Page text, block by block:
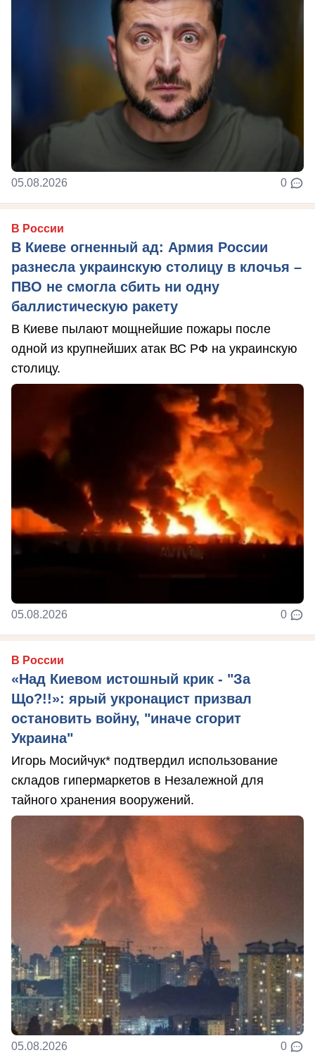
05.08.2026 0
В России
В Киеве огненный ад: Армия России
разнесла украинскую столицу в клочья –
ПВО не смогла сбить ни одну
баллистическую ракету
В Киеве пылают мощнейшие пожары после
одной из крупнейших атак ВС РФ на украинскую
столицу.
05.08.2026 0
В России
«Над Киевом истошный крик - "За
Що?!!»: ярый укронацист призвал
остановить войну, "иначе сгорит
Украина"
Игорь Мосийчук* подтвердил использование
складов гипермаркетов в Незалежной для
тайного хранения вооружений.
05.08.2026 0